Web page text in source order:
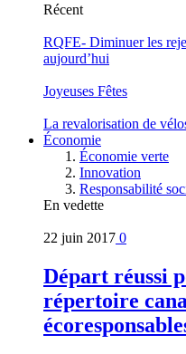
Récent
RQFE- Diminuer les
aujourd’hui
Joyeuses Fêtes
La revalorisation de
Économie
Économie verte
Innovation
Responsabilité
En vedette
22 juin 2017 0
Départ réussi
répertoire